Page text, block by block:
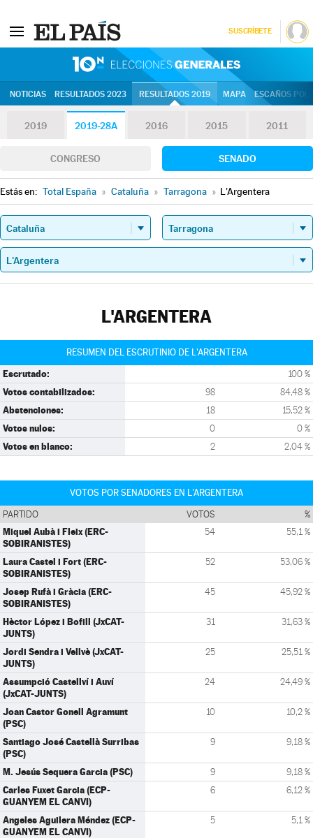
SUSCRÍBETE
NOTICIAS RESULTADOS 2023 RESULTADOS 2019 MAPA ESCAÑOS
2019 2019-28A 2016 2015 2011
CONGRESO SENADO
Estás en: Total España » Cataluña » Tarragona » L'Argentera
L'ARGENTERA
RESUMEN DEL ESCRUTINIO DE L'ARGENTERA
Escrutado: 100 %
Votos contabilizados: 98 84,48 %
Abstenciones: 18 15,52 %
Votos nulos: 0 0 %
Votos en blanco: 2 2,04 %
VOTOS POR SENADORES EN L'ARGENTERA
PARTIDO VOTOS %
Miquel Aubà i Fleix (ERC-
SOBIRANISTES)
54 55,1 %
Laura Castel i Fort (ERC-
SOBIRANISTES)
52 53,06 %
Josep Rufà i Gràcia (ERC-
SOBIRANISTES)
45 45,92 %
Hèctor López i Bofill (JxCAT-
JUNTS)
31 31,63 %
Jordi Sendra i Vellvè (JxCAT-
JUNTS)
25 25,51 %
Assumpció Castellví i Auví
(JxCAT-JUNTS)
24 24,49 %
Joan Castor Gonell Agramunt
(PSC)
10 10,2 %
Santiago José Castellà Surribas
(PSC)
9 9,18 %
M. Jesús Sequera Garcia (PSC) 9 9,18 %
Carles Fuxet Garcia (ECP-
GUANYEM EL CANVI)
6 6,12 %
Angeles Aguilera Méndez (ECP-
GUANYEM EL CANVI)
5 5,1 %